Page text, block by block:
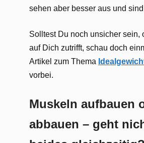
sehen aber besser aus und
Solltest Du noch unsicher sein,
auf Dich zutrifft, schau doch
Artikel zum Thema
vorbei.
Muskeln aufbauen
abbauen – geht